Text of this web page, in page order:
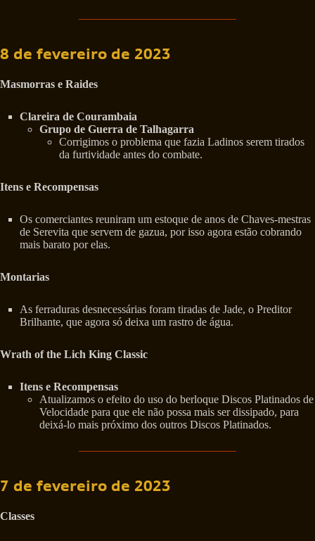
8 de fevereiro de 2023
Masmorras e Raides
Clareira de Courambaia
Grupo de Guerra de Talhagarra
Corrigimos o problema que fazia Ladinos serem tirados
da furtividade antes do combate.
Itens e Recompensas
Os comerciantes reuniram um estoque de anos de Chaves-mestras
de Serevita que servem de gazua, por isso agora estão cobrando
mais barato por elas.
Montarias
As ferraduras desnecessárias foram tiradas de Jade, o Preditor
Brilhante, que agora só deixa um rastro de água.
Wrath of the Lich King Classic
Itens e Recompensas
Atualizamos o efeito do uso do berloque Discos Platinados de
Velocidade para que ele não possa mais ser dissipado, para
deixá-lo mais próximo dos outros Discos Platinados.
7 de fevereiro de 2023
Classes